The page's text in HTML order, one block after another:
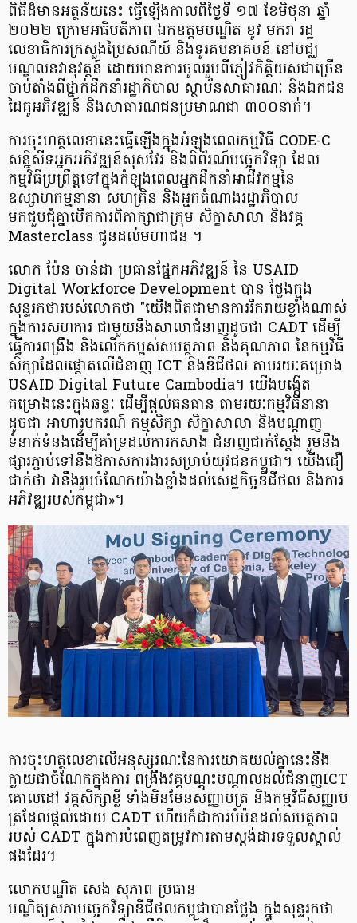
ពិធីដ៏មានអត្ថន័យនេះ ធ្វើឡើងកាលពី​ថ្ងៃទី ១៧ ខែមិថុនា ឆ្នាំ
២០២២ ក្រោមអធិបតីភាព ឯកឧត្តមបណ្ឌិត ខូវ មករា រដ្ឋ
លេខាធិការក្រសួងប្រៃសណីយ៍ និងទូរគមនាគមន៍ នៅមជ្ឈ
មណ្ឌលនវានុវត្តន៍ ដោយមានការចូលរួមពីភ្ញៀវកិត្តិយសជាច្រើន
ចាប់តាំងពីថ្នាក់ដឹកនាំរដ្ឋាភិបាល ស្ថាប័នសាធារណៈ និងឯកជន
ដៃគូអភិវឌ្ឍន៍ និងសាធារណជនប្រមាណជា ៣០០នាក់។
ការចុះហត្ថលេខានេះធ្វើឡើងក្នុងអំឡុងពេលកម្មវិធី CODE-C
សន្និសីទអ្នកអភិវឌ្ឍន៍សុសវែរ និងពិព័រណ៍បច្ចេកវិទ្យា ដែល
កម្មវិធីប្រព្រឹត្តទៅក្នុងកំឡុងពេលអ្នកដឹកនាំអាជីវកម្មនៃ
ឧស្សាហកម្មនានា សហគ្រិន និងអ្នកតំណាងរដ្ឋាភិបាល
មកជួបជំុគ្នាបើកការពិភាក្សាជាក្រុម សិក្ខាសាលា និងវគ្គ
Masterclass ជូនដល់មហាជន ។
លោក ប៉ែន ចាន់ដា ប្រធានផ្នែកអភិវឌ្ឍន៍ នៃ USAID
Digital Workforce Development បាន ថ្លែងក្នុង
សុន្ទរកថារបស់លោកថា "យើងពិតជាមានការរីករាយខ្លាំងណាស់
ក្នុងការសហការ ជាមួយនឹងសាលាជំនាញដូចជា CADT ដើម្បី
ធ្វើការពង្រឹង និងលើកកម្ពស់សមត្ថភាព និងគុណភាព នៃកម្មវិធី
សិក្សាដែលផ្តោតលើជំនាញ ICT និងឌីជីថល តាមរយៈគម្រោង
USAID Digital Future Cambodia។ យើងបង្កើត
គម្រោងនេះក្នុងឆន្ទៈ ដើម្បីផ្តល់ធនធាន តាមរយៈកម្មវិធីនានា
ដូចជា អាហារូបករណ៍ កម្មសិក្សា សិក្ខាសាលា និងបណ្តាញ
ទំនាក់ទំនងដើម្បីគាំទ្រដល់ការកសាង ជំនាញជាក់ស្តែង រួមនឹង
ផ្សារភ្ជាប់ទៅនឹងឱកាសការងារសម្រាប់យុវជនកម្ពុជា។ យើង​ជឿ​
ជាក់​ថា វា​នឹង​រួម​ចំណែក​យ៉ាង​ខ្លាំង​ដល់​សេដ្ឋកិច្ច​ឌីជីថល និង​ការ​
អភិវឌ្ឍ​របស់​កម្ពុជា»។
ការចុះហត្ថលេខាលើអនុស្សរណៈនៃការយោគយល់គ្នានេះនឹង
ក្លាយជាចំណែកក្នុងការ ពង្រឹងវគ្គបណ្តុះបណ្តាលដល់ជំនាញICT
គោលដៅ វគ្គសិក្សាខ្លី ទាំងមិនមែនសញ្ញាបត្រ និងកម្មវិធីសញ្ញាប
ត្រដែលផ្តល់ដោយ CADT ហើយក៏ជាការបំប៉នដល់សមត្ថភាព
របស់ CADT ក្នុងការបំពេញតម្រូវការតាមស្តង់ដារទទួលស្គាល់
ផងដែរ។
លោកបណ្ឌិត សេង សុភាព ប្រធាន
បណ្ឌិត្យសភាបច្ចេកវិទ្យាឌីជីថលកម្ពុជាបានថ្លែង ក្នុងសុន្ទរកថា